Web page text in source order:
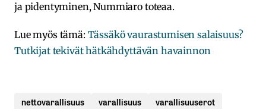
ja pidentyminen, Nummiaro toteaa.
Lue myös tämä: Tässäkö vaurastumisen salaisuus?
Tutkijat tekivät hätkähdyttävän havainnon
nettovarallisuus varallisuus varallisuuserot